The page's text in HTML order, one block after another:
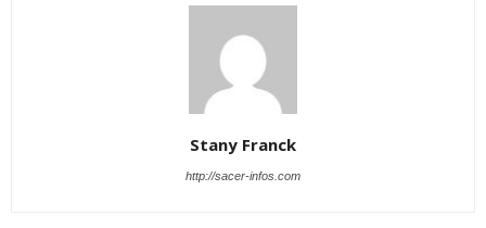
Stany Franck
http://sacer-infos.com